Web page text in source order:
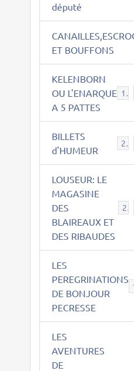
député
ET BOUFFONS
KELENBORN
OU L'ENARQUE
A 5 PATTES
14
BILLETS
d'HUMEUR
2
LOUSEUR: LE
MAGASINE
DES
BLAIREAUX ET
DES RIBAUDES
21
LES
PEREGRINATIONS
DE BONJOUR
PECRESSE
LES
AVENTURES
DE